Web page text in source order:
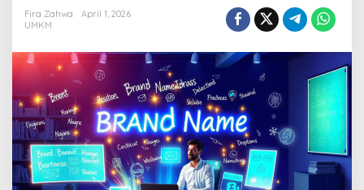
yang
dan
Fira Zahwa
April 1, 2026
UMKM